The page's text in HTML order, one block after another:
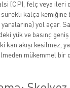
(CP), felç veya ileri
sürekli kalça kemiğine
yaralarına) yol açar.
yük ve basınç geniş
kan akışı kesilmez,
mükemmel bir